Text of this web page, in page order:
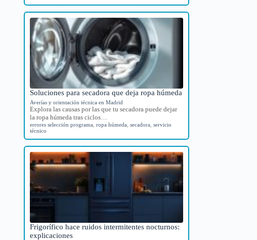
Soluciones para secadora que deja ropa húmeda
Averías y orientación técnica en Madrid
Explora las causas por las que tu secadora puede dejar
la ropa húmeda tras ciclos…
errores selección programa ,ropa húmeda ,secadora ,servicio
técnico
Frigorífico hace ruidos intermitentes nocturnos:
explicaciones